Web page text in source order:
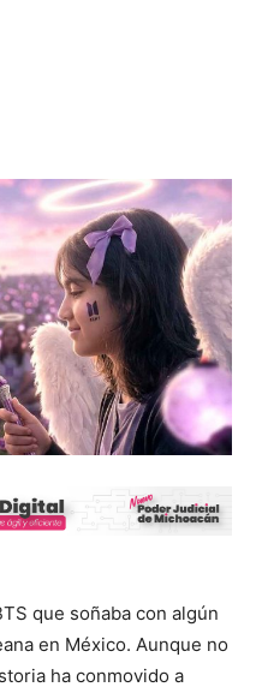
que soñaba con algún
en México. Aunque no
ha conmovido a